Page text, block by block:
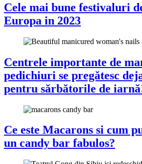
Cele mai bune festivaluri
Europa in 2023
Centrele importante de
pedichiuri se pregătesc
pentru sărbătorile de
Ce este Macarons si cum
un candy bar fabulos?